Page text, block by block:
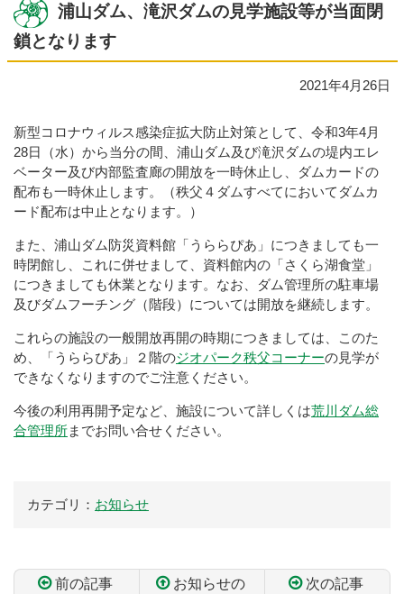
浦山ダム、滝沢ダムの見学施設等が当面閉
鎖となります
2021年4月26日
新型コロナウィルス感染症拡大防止対策として、令和3年4月
28日（水）から当分の間、浦山ダム及び滝沢ダムの堤内エレ
ベーター及び内部監査廊の開放を一時休止し、ダムカードの
配布も一時休止します。（秩父４ダムすべてにおいてダムカ
ード配布は中止となります。）
また、浦山ダム防災資料館「うららぴあ」につきましても一
時閉館し、これに併せまして、資料館内の「さくら湖食堂」
につきましても休業となります。なお、ダム管理所の駐車場
及びダムフーチング（階段）については開放を継続します。
これらの施設の一般開放再開の時期につきましては、このた
め、「うららぴあ」２階のジオパーク秩父コーナーの見学が
できなくなりますのでご注意ください。
今後の利用再開予定など、施設について詳しくは荒川ダム総
合管理所までお問い合せください。
カテゴリ： お知らせ
前の記事
お知らせの
次の記事